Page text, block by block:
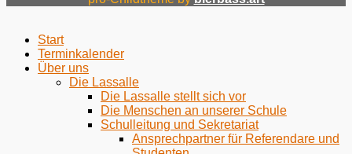
Start
Terminkalender
Über uns
Die Lassalle
Die Lassalle stellt sich vor
Die Menschen an unserer Schule
Schulleitung und Sekretariat
Ansprechpartner für Referendare und